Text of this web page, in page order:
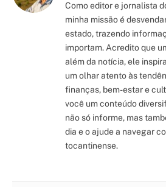
Como editor e jornalista
minha missão é
estado, trazendo
importam. Acredito que
além da notícia, ele
um olhar atento às
finanças, bem-estar e
você um conteúdo
não só informe, mas
dia e o ajude a navegar
tocantinense.